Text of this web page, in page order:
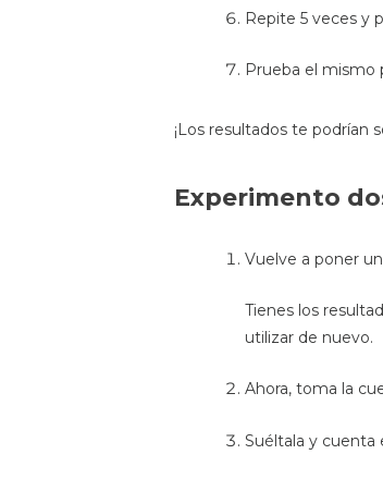
Repite 5 veces y
Prueba el mismo
¡Los resultados te podrían
Experimento
Vuelve a poner
Tienes los
utilizar de nuevo.
Ahora, toma la
Suéltala y cuenta